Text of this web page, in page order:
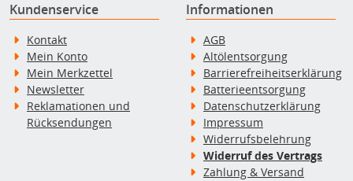
Kundenservice
Kontakt
Mein Konto
Mein Merkzettel
Newsletter
Reklamationen und
Rücksendungen
Informationen
AGB
Altölentsorgung
Barrierefreiheitserklärung
Batterieentsorgung
Datenschutzerklärung
Impressum
Widerrufsbelehrung
Widerruf des Vertrags
Zahlung & Versand